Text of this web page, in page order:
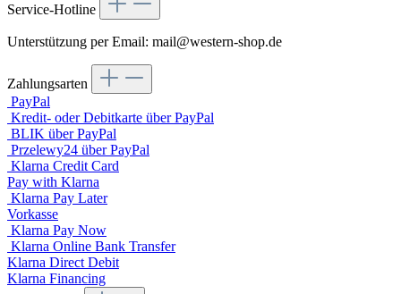
Service-Hotline
Unterstützung per Email: mail@western-shop.de
Zahlungsarten
PayPal
Kredit- oder Debitkarte über PayPal
BLIK über PayPal
Przelewy24 über PayPal
Klarna Credit Card
Pay with Klarna
Klarna Pay Later
Vorkasse
Klarna Pay Now
Klarna Online Bank Transfer
Klarna Direct Debit
Klarna Financing